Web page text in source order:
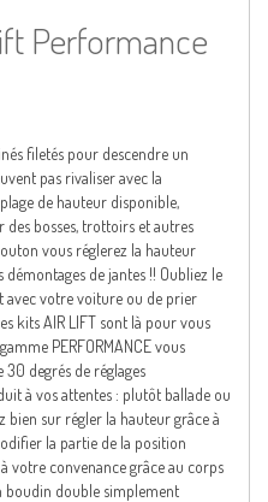
Performance
filetés pour descendre un
pas rivaliser avec la
de hauteur disponible,
bosses, trottoirs et autres
vous réglerez la hauteur
de jantes !! Oubliez le
avec votre voiture ou de prier
kits AIR LIFT sont là pour vous
PERFORMANCE vous
degrés de réglages
à vos attentes : plutôt ballade ou
bien sur régler la hauteur grâce à
la partie de la position
votre convenance grâce au corps
boudin double simplement